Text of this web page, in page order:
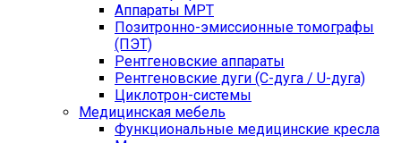
Аппараты МРТ
Позитронно-эмиссионные томографы
(ПЭТ)
Рентгеновские аппараты
Рентгеновские дуги (С-дуга / U-дуга)
Циклотрон-системы
Медицинская мебель
Функциональные медицинские кресла